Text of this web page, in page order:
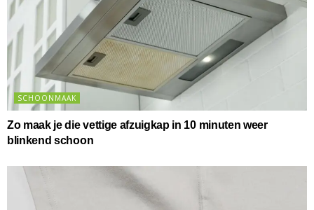
SCHOONMAAK
Zo maak je die vettige afzuigkap in 10 minuten weer
blinkend schoon